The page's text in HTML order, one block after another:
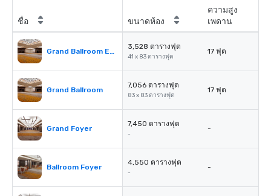
ชื่อ ขนาดห้อง
ความสูง
เพดาน
Grand Ballroom East or West
3,528 ตารางฟุต
41 x 83 ตารางฟุต
17 ฟุต
Grand Ballroom
7,056 ตารางฟุต
83 x 83 ตารางฟุต
17 ฟุต
Grand Foyer
7,450 ตารางฟุต
-
-
Ballroom Foyer
4,550 ตารางฟุต
-
-